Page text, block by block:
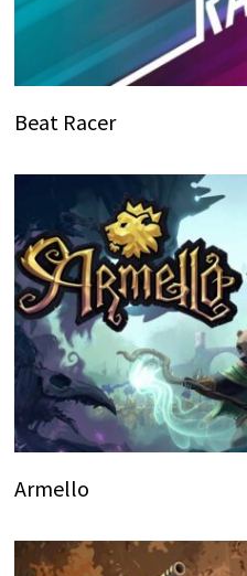
Beat Racer
Armello